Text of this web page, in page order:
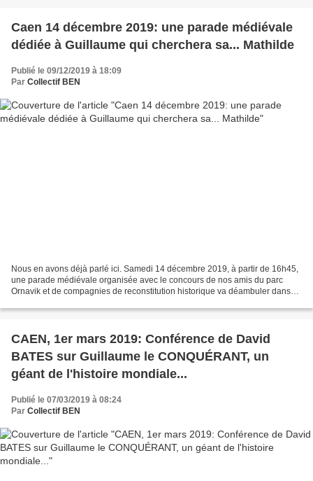
Caen 14 décembre 2019: une parade médiévale
dédiée à Guillaume qui cherchera sa... Mathilde
Publié le 09/12/2019 à 18:09
Par Collectif BEN
Nous en avons déjà parlé ici. Samedi 14 décembre 2019, à partir de 16h45,
une parade médiévale organisée avec le concours de nos amis du parc
Ornavik et de compagnies de reconstitution historique va déambuler dans
CAEN, 1er mars 2019: Conférence de David
BATES sur Guillaume le CONQUÉRANT, un
géant de l'histoire mondiale...
Publié le 07/03/2019 à 08:24
Par Collectif BEN